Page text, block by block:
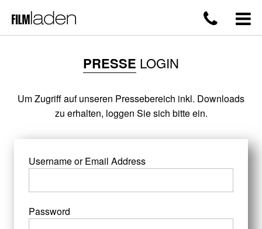
PRESSE LOGIN
Um Zugriff auf unseren Pressebereich inkl. Downloads
zu erhalten, loggen Sie sich bitte ein.
Username or Email Address
Password